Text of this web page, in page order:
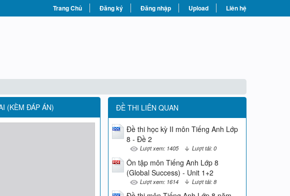
Trang Chủ Đăng ký Đăng nhập Upload Liên hệ
(KÈM ĐÁP ÁN) ĐỀ THI LIÊN QUAN
Đề thi học kỳ II môn Tiếng Anh Lớp
8 - Đề 2
Lượt xem: 1405 Lượt tải: 0
Ôn tập môn Tiếng Anh Lớp 8
(Global Success) - Unit 1+2
Lượt xem: 1614 Lượt tải: 8